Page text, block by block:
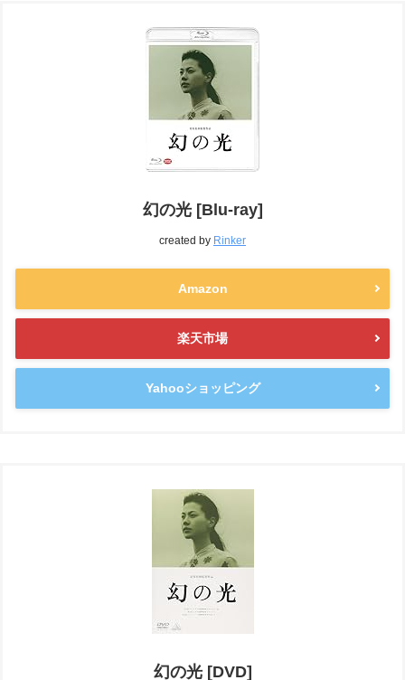
幻の光 [Blu-ray]
created by Rinker
Amazon
楽天市場
Yahooショッピング
幻の光 [DVD]